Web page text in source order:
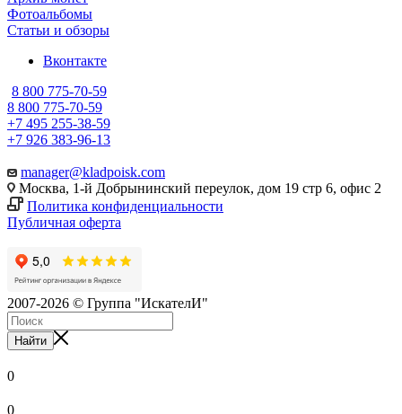
Фотоальбомы
Статьи и обзоры
Вконтакте
8 800 775-70-59
8 800 775-70-59
+7 495 255-38-59
+7 926 383-96-13
manager@kladpoisk.com
Москва, 1-й Добрынинский переулок, дом 19 стр 6, офис 2
Политика конфиденциальности
Публичная оферта
2007-2026 © Группа "ИскателИ"
Найти
0
0